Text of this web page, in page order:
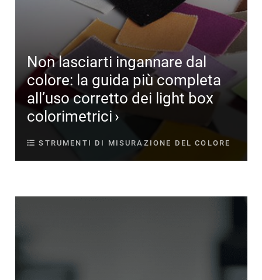
Non lasciarti ingannare dal
colore: la guida più completa
all’uso corretto dei light box
colorimetrici
STRUMENTI DI MISURAZIONE DEL COLORE